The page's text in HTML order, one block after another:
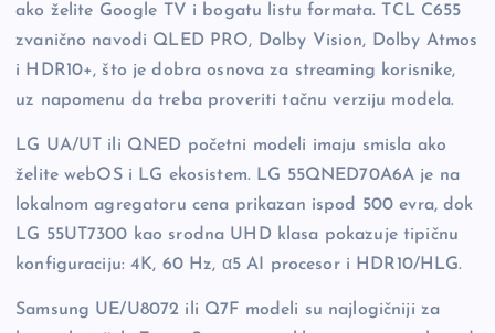
ako želite Google TV i bogatu listu formata. TCL C655
zvanično navodi QLED PRO, Dolby Vision, Dolby Atmos
i HDR10+, što je dobra osnova za streaming korisnike,
uz napomenu da treba proveriti tačnu verziju modela.
LG UA/UT ili QNED početni modeli imaju smisla ako
želite webOS i LG ekosistem. LG 55QNED70A6A je na
lokalnom agregatoru cena prikazan ispod 500 evra, dok
LG 55UT7300 kao srodna UHD klasa pokazuje tipičnu
konfiguraciju: 4K, 60 Hz, α5 AI procesor i HDR10/HLG.
Samsung UE/U8072 ili Q7F modeli su najlogičniji za